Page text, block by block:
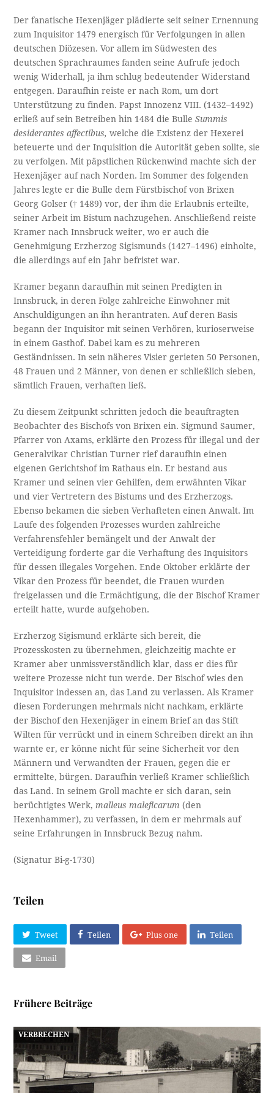
Der fanatische Hexenjäger plädierte seit seiner Ernennung
zum Inquisitor 1479 energisch für Verfolgungen in allen
deutschen Diözesen. Vor allem im Südwesten des
deutschen Sprachraumes fanden seine Aufrufe jedoch
wenig Widerhall, ja ihm schlug bedeutender Widerstand
entgegen. Daraufhin reiste er nach Rom, um dort
Unterstützung zu finden. Papst Innozenz VIII. (1432–1492)
erließ auf sein Betreiben hin 1484 die BulleSummis
desiderantes affectibus,welche die Existenz der Hexerei
beteuerte und der Inquisition die Autorität geben sollte, sie
zu verfolgen. Mit päpstlichen Rückenwind machte sich der
Hexenjäger auf nach Norden. Im Sommer des folgenden
Jahres legte er die Bulle dem Fürstbischof von Brixen
Georg Golser († 1489) vor, der ihm die Erlaubnis erteilte,
seiner Arbeit im Bistum nachzugehen. Anschließend reiste
Kramer nach Innsbruck weiter, wo er auch die
Genehmigung Erzherzog Sigismunds (1427–1496) einholte,
die allerdings auf ein Jahr befristet war.
Kramer begann daraufhin mit seinen Predigten in
Innsbruck, in deren Folge zahlreiche Einwohner mit
Anschuldigungen an ihn herantraten. Auf deren Basis
begann der Inquisitor mit seinen Verhören, kurioserweise
in einem Gasthof. Dabei kam es zu mehreren
Geständnissen. In sein näheres Visier gerieten 50 Personen,
48 Frauen und 2 Männer, von denen er schließlich sieben,
sämtlich Frauen, verhaften ließ.
Zu diesem Zeitpunkt schritten jedoch die beauftragten
Beobachter des Bischofs von Brixen ein. Sigmund Saumer,
Pfarrer von Axams, erklärte den Prozess für illegal und der
Generalvikar Christian Turner rief daraufhin einen
eigenen Gerichtshof im Rathaus ein. Er bestand aus
Kramer und seinen vier Gehilfen, dem erwähnten Vikar
und vier Vertretern des Bistums und des Erzherzogs.
Ebenso bekamen die sieben Verhafteten einen Anwalt. Im
Laufe des folgenden Prozesses wurden zahlreiche
Verfahrensfehler bemängelt und der Anwalt der
Verteidigung forderte gar die Verhaftung des Inquisitors
für dessen illegales Vorgehen. Ende Oktober erklärte der
Vikar den Prozess für beendet, die Frauen wurden
freigelassen und die Ermächtigung, die der Bischof Kramer
erteilt hatte, wurde aufgehoben.
Erzherzog Sigismund erklärte sich bereit, die
Prozesskosten zu übernehmen, gleichzeitig machte er
Kramer aber unmissverständlich klar, dass er dies für
weitere Prozesse nicht tun werde. Der Bischof wies den
Inquisitor indessen an, das Land zu verlassen. Als Kramer
diesen Forderungen mehrmals nicht nachkam, erklärte
der Bischof den Hexenjäger in einem Brief an das Stift
Wilten für verrückt und in einem Schreiben direkt an ihn
warnte er, er könne nicht für seine Sicherheit vor den
Männern und Verwandten der Frauen, gegen die er
ermittelte, bürgen. Daraufhin verließ Kramer schließlich
das Land. In seinem Groll machte er sich daran, sein
berüchtigtes Werk, malleus maleficarum(den
Hexenhammer), zu verfassen, in dem er mehrmals auf
seine Erfahrungen in Innsbruck Bezug nahm.
(Signatur Bi-g-1730)
Teilen
Tweet Teilen Plus one Teilen
Email
Frühere Beiträge
VERBRECHEN